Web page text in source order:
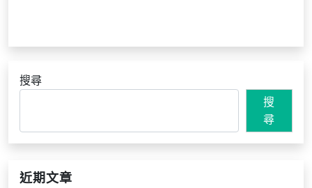
搜尋
搜
尋
近期文章